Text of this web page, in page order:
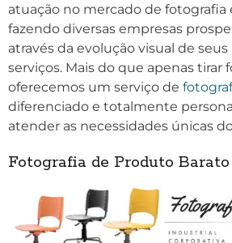
atuação no mercado de fotografia
fazendo diversas empresas
através da evolução visual de
serviços. Mais do que apenas tirar
oferecemos um serviço de
diferenciado e totalmente
atender as necessidades únicas
Fotografia de Produto